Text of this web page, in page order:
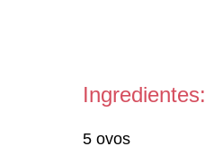
Ingredientes:
5 ovos